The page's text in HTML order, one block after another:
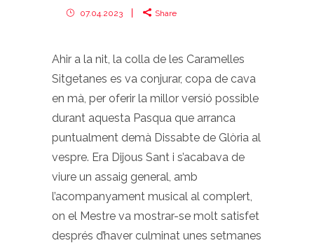
07.04.2023 Share
Ahir a la nit, la colla de les Caramelles
Sitgetanes es va conjurar, copa de cava
en mà, per oferir la millor versió possible
durant aquesta Pasqua que arranca
puntualment demà Dissabte de Glòria al
vespre. Era Dijous Sant i s’acabava de
viure un assaig general, amb
l’acompanyament musical al complert,
on el Mestre va mostrar-se molt satisfet
després d’haver culminat unes setmanes